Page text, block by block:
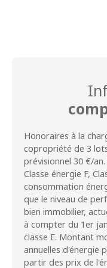
Honoraires à la
copropriété de 3
prévisionnel 30 €/
Classe énergie F,
consommation
que le niveau de
bien immobilier,
à compter du 1er
classe E. Montant
annuelles d'énergie
partir des prix de